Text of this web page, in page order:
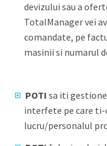
devizului sau a
TotalManager vei
comandate, pe
masinii si numarul
POTI sa iti
interfete pe care
lucru/personalul